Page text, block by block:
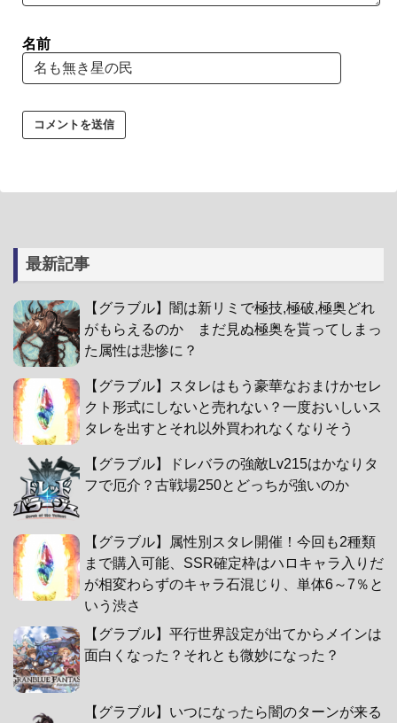
名前
最新記事
【グラブル】闇は新リミで極技,極破,極奥どれ
がもらえるのか まだ見ぬ極奥を貰ってしまっ
た属性は悲惨に？
【グラブル】スタレはもう豪華なおまけかセレ
クト形式にしないと売れない？一度おいしいス
タレを出すとそれ以外買われなくなりそう
【グラブル】ドレバラの強敵Lv215はかなりタ
フで厄介？古戦場250とどっちが強いのか
【グラブル】属性別スタレ開催！今回も2種類
まで購入可能、SSR確定枠はハロキャラ入りだ
が相変わらずのキャラ石混じり、単体6～7％と
いう渋さ
【グラブル】平行世界設定が出てからメインは
面白くなった？それとも微妙になった？
【グラブル】いつになったら闇のターンが来る